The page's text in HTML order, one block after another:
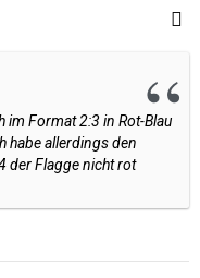
im Format 2:3 in Rot-Blau
habe allerdings den
der Flagge nicht rot